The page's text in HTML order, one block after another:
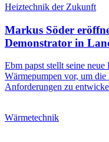
Heiztechnik der Zukunft
Markus Söder
Demonstrator in
Ebm papst stellt seine
Wärmepumpen vor, um
Anforderungen zu
Wärmetechnik